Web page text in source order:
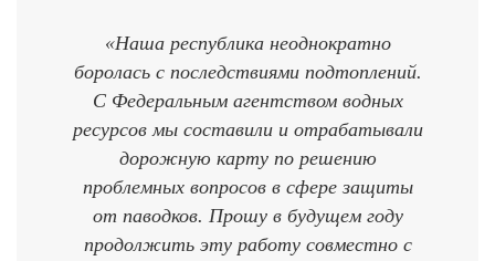
«Наша республика неоднократно
боролась с последствиями подтоплений.
С Федеральным агентством водных
ресурсов мы составили и отрабатывали
дорожную карту по решению
проблемных вопросов в сфере защиты
от паводков. Прошу в будущем году
продолжить эту работу совместно с